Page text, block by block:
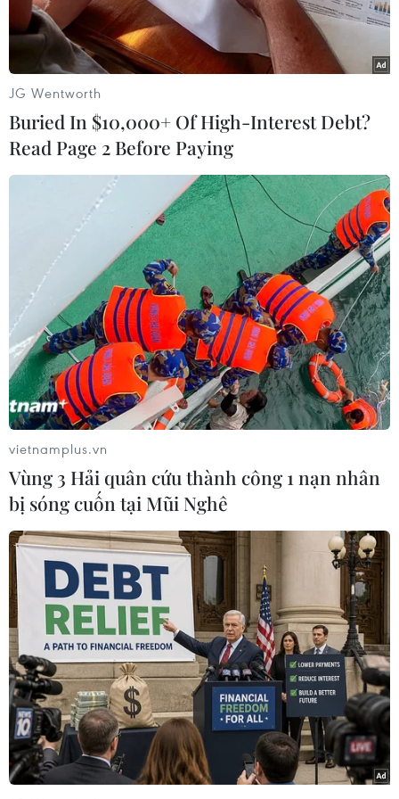
Một mẫu ôtô điện của hãng Toyoto được giới thiệu tại Tokyo,
Nhật Bản, ngày 25/10/2023. (Ảnh: Kyodo/TTXVN)
Nhật Bản và Hiệp hội các quốc gia Đông Nam Á
(ASEAN) đang xây dựng chiến lược chung đầu
tiên về sản xuất và bán ôtô tại Đông Nam Á, khi
xe điện Trung Quốc ngày càng phổ biến tại khu
vực này.
Hai bên đặt mục tiêu xây dựng một chiến lược
chung tạm thời cho đến khoảng năm 2035 khi
các bộ trưởng kinh tế nhóm họp vào đầu tháng
Chín năm nay.
Một số nhà sản xuất ôtô Nhật Bản, trong đó có
Toyota Motor và Honda Motor, đã xây dựng nhà
máy tại các nước ASEAN và lắp ráp hơn 3 triệu
xe mỗi năm, chiếm khoảng 80% tổng sản lượng
ôtô tại ASEAN, với nhiều xe được xuất khẩu
sang Trung Đông và các thị trường khác.
Chiến lược chung dự kiến sẽ bao gồm hợp tác
đào tạo nhân sự, giảm phát thải trong sản xuất,
JG Wentworth
Buried In $10,000+ Of High-Interest Debt?
Read Page 2 Before Paying
vietnamplus.vn
Vùng 3 Hải quân cứu thành công 1 nạn nhân
bị sóng cuốn tại Mũi Nghê